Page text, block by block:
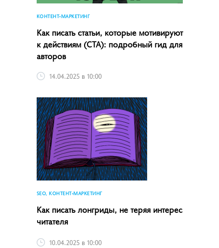
КОНТЕНТ-МАРКЕТИНГ
Как писать статьи, которые мотивируют
к действиям (CTA): подробный гид для
авторов
14.04.2025 в 10:00
SEO, КОНТЕНТ-МАРКЕТИНГ
Как писать лонгриды, не теряя интерес
читателя
10.04.2025 в 10:00